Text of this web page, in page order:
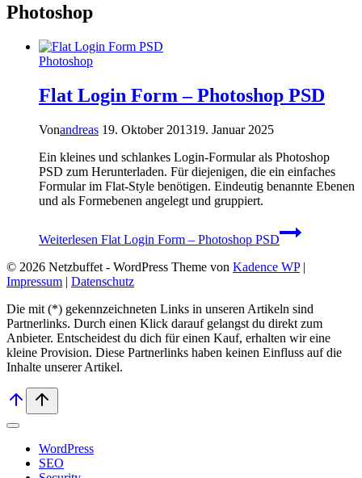
Photoshop
Photoshop
Flat Login Form – Photoshop PSD
Vonandreas 19. Oktober 201319. Januar 2025
Ein kleines und schlankes Login-Formular als Photoshop
PSD zum Herunterladen. Für diejenigen, die ein einfaches
Formular im Flat-Style benötigen. Eindeutig benannte Ebenen
und als Formebenen angelegt und gruppiert.
Weiterlesen Flat Login Form – Photoshop PSD
© 2026 Netzbuffet - WordPress Theme von Kadence WP|
Impressum | Datenschutz
Die mit (*) gekennzeichneten Links in unseren Artikeln sind
Partnerlinks. Durch einen Klick darauf ge­lan­gst du direkt zum
Anbieter. Entscheidest du dich für einen Kauf, erhalten wir ei­ne
kleine Provision. Diese Partnerlinks haben keinen Einfluss auf die
Inhalte unserer Artikel.
WordPress
SEO